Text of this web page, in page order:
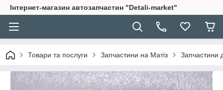
Інтернет-магазин автозапчастин "Detali-market"
Товари та послуги Запчастини на Матіз Запчастини